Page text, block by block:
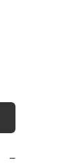
−